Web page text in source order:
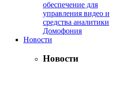
обеспечение для
управления видео и
средства аналитики
Домофония
Новости
Новости